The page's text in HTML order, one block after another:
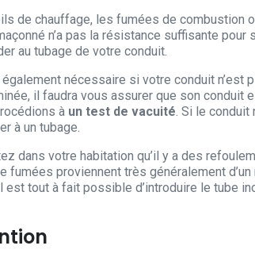
de chauffage, les fumées de combustion
n’a pas la résistance suffisante pour
au tubage de votre conduit.
nécessaire si votre conduit n’est
il faudra vous assurer que son conduit
à un test de vacuité. Si le conduit
à un tubage.
dans votre habitation qu’il y a des
proviennent très généralement d’un
il est tout à fait possible d’introduire le tube